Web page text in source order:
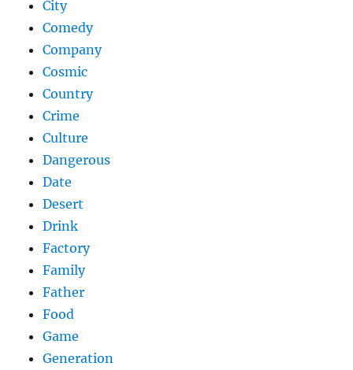
City
Comedy
Company
Cosmic
Country
Crime
Culture
Dangerous
Date
Desert
Drink
Factory
Family
Father
Food
Game
Generation